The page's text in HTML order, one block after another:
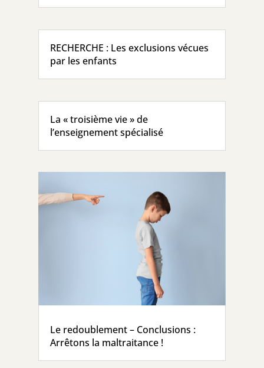
RECHERCHE : Les exclusions vécues
par les enfants
La « troisième vie » de
l’enseignement spécialisé
Le redoublement – Conclusions :
Arrêtons la maltraitance !